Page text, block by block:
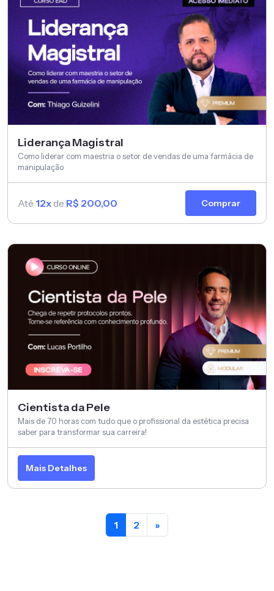
Liderança Magistral
Como liderar com maestria o setor de vendas de uma farmácia de
manipulação
Até 12x de R$ 200,00 Comprar
Cientista da Pele
Mais de 70 horas com tudo que o profissional da estética precisa
saber para transformar sua carreira!
Mais Detalhes
1 2 »